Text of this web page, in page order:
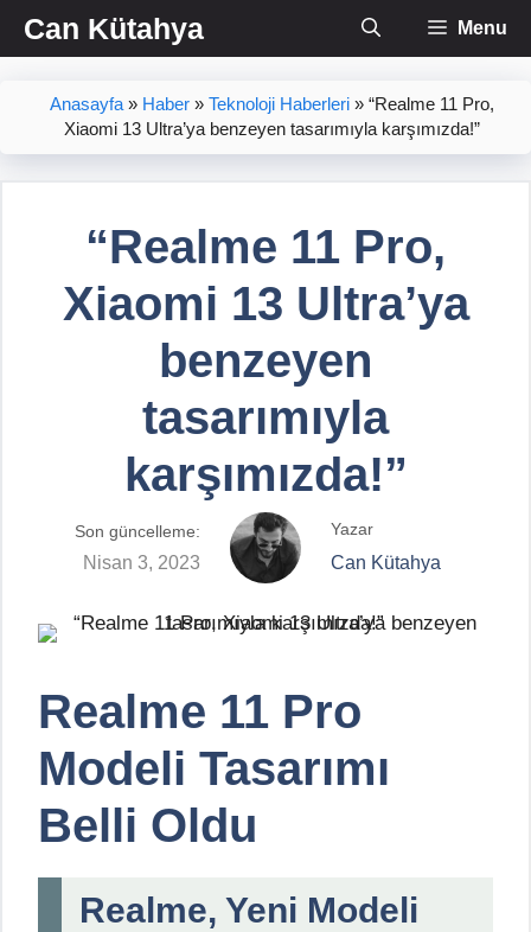
İçeriğe
atlaCan Kütahya Menu
Anasayfa» Haber» Teknoloji Haberleri» “Realme 11 Pro,
Xiaomi 13 Ultra’ya benzeyen tasarımıyla karşımızda!”
“Realme 11 Pro,
Xiaomi 13 Ultra’ya
benzeyen
tasarımıyla
karşımızda!”
Son güncelleme:
Nisan 3, 2023
Yazar
Can Kütahya
Realme 11 Pro
Modeli Tasarımı
Belli Oldu
Realme, Yeni Modeli